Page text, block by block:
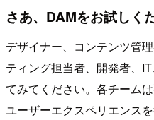
さあ、DAMをお試しく
デザイナー、コンテンツ管
ティング担当者、開発者、
てみてください。各チーム
ユーザーエクスペリエンスを